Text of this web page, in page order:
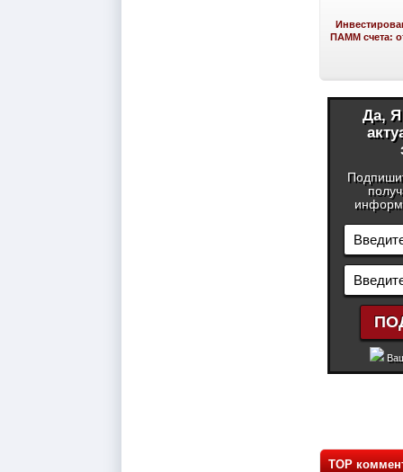
ПАММ счета:
Да, Я
TOP